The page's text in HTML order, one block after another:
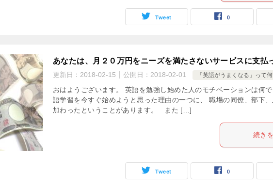
Tweet 0
あなたは、月２０万円をニーズを満たさないサービスに支払
更新日： 2018-02-15 公開日： 2018-02-01 「英語がうまくなる」って
おはようございます。 英語を勉強し始めた人のモチベーションは何
語学習を今すぐ始めようと思った理由の一つに、 職場の同僚、部下
加わったということがあります。 また […]
続き
Tweet 0